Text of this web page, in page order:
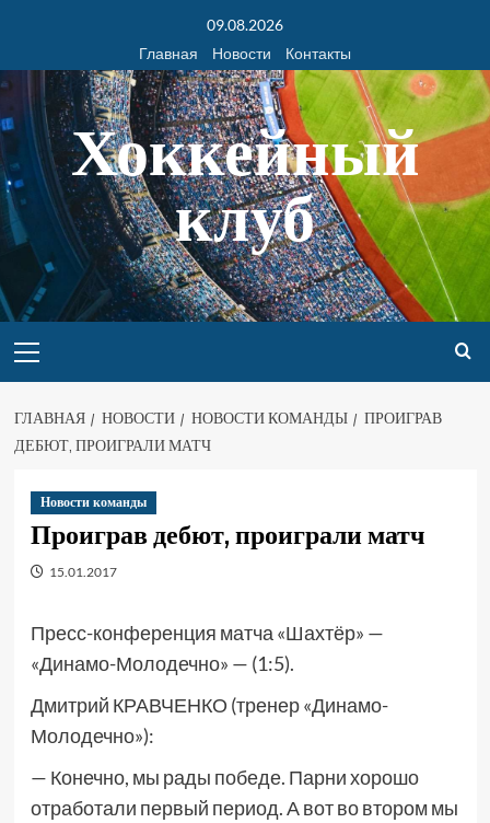
09.08.2026
Главная
Новости Контакты
Хоккейный
клуб
ГЛАВНАЯ НОВОСТИ НОВОСТИ КОМАНДЫ
ПРОИГРАВ
ДЕБЮТ, ПРОИГРАЛИ МАТЧ
Новости команды
Проиграв дебют, проиграли матч
15.01.2017
Пресс-конференция матча «Шахтёр» —
«Динамо-Молодечно» — (1:5).
Дмитрий КРАВЧЕНКО (тренер «Динамо-
Молодечно»):
— Конечно, мы рады победе. Парни хорошо
отработали первый период. А вот во втором мы